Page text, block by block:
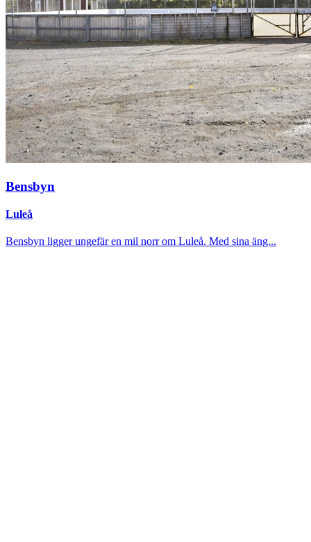
Bensbyn
Luleå
Bensbyn ligger ungefär en mil norr om Luleå. Med sina äng...